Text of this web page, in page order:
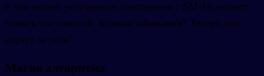
в чём магия: регулярные повторения с SM-18 делают
память постоянной. Кривая забывания? Теперь она
играет за тебя!
Магия алгоритма